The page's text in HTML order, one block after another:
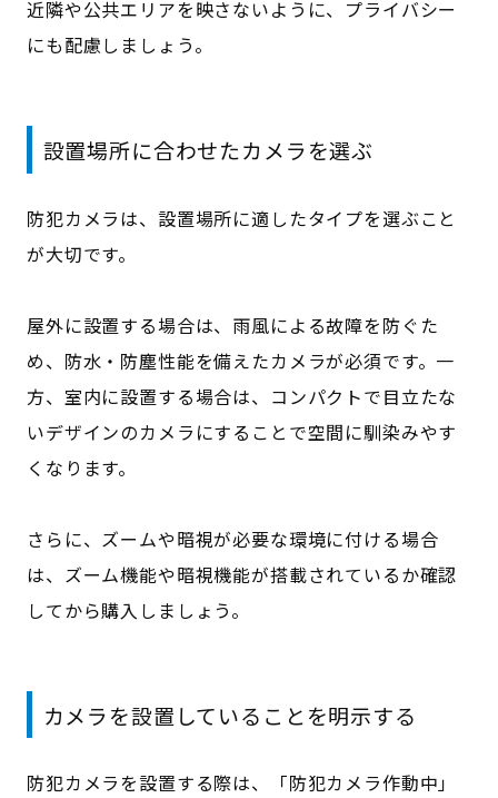
近隣や公共エリアを映さないように、プライバシー
にも配慮しましょう。
設置場所に合わせたカメラを選ぶ
防犯カメラは、設置場所に適したタイプを選ぶこと
が大切です。
屋外に設置する場合は、雨風による故障を防ぐた
め、防水・防塵性能を備えたカメラが必須です。一
方、室内に設置する場合は、コンパクトで目立たな
いデザインのカメラにすることで空間に馴染みやす
くなります。
さらに、ズームや暗視が必要な環境に付ける場合
は、ズーム機能や暗視機能が搭載されているか確認
してから購入しましょう。
カメラを設置していることを明示する
防犯カメラを設置する際は、「防犯カメラ作動中」